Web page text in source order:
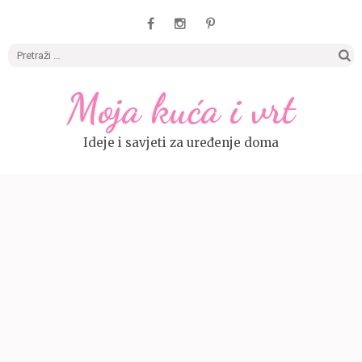
Moja kuća i vrt
Ideje i savjeti za uređenje doma